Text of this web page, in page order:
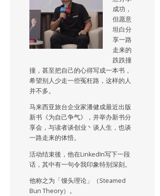
成功，
但愿意
坦白分
享一路
走来的
跌跌撞
撞，甚至把自己的心得写成一本书，
希望别人少走一些冤枉路，这样的人
并不多。
马来西亚旅台企业家潘健成最近出版
新书《为自己争气》，并举办新书分
享会，与读者谈创业丶谈人生，也谈
一路走来的体悟。
活动结束後，他在LinkedIn写下一段
话，其中有一句令我印象特别深刻。
他称之为「馒头理论」（Steamed
Bun Theory）。